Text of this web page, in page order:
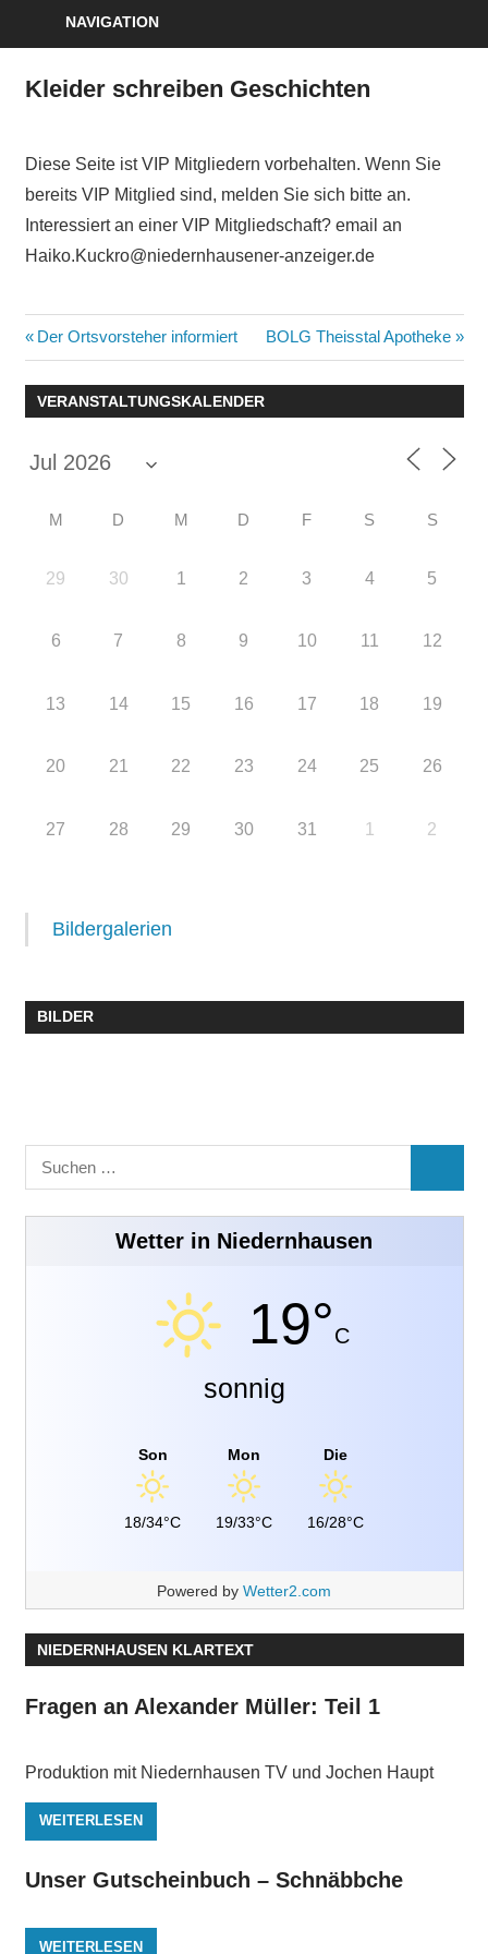
NAVIGATION
Kleider schreiben Geschichten
Diese Seite ist VIP Mitgliedern vorbehalten. Wenn Sie
bereits VIP Mitglied sind, melden Sie sich bitte an.
Interessiert an einer VIP Mitgliedschaft? email an
Haiko.Kuckro@niedernhausener-anzeiger.de
Beitragsnavigation
Vorheriger
Beitrag:
Der Ortsvorsteher informiert
Nächster
Beitrag:
BOLG Theisstal Apotheke
VERANSTALTUNGSKALENDER
M D M D F S S
29 30 1 2 3 4 5
6 7 8 9 10 11 12
13 14 15 16 17 18 19
20 21 22 23 24 25 26
27 28 29 30 31 1 2
Bildergalerien
BILDER
Suchen
nach:
Wetter in Niedernhausen
19°C
sonnig
Son
18/34°C
Mon
19/33°C
Die
16/28°C
Powered by Wetter2.com
NIEDERNHAUSEN KLARTEXT
Fragen an Alexander Müller: Teil 1
Produktion mit Niedernhausen TV und Jochen Haupt
WEITERLESEN
Unser Gutscheinbuch – Schnäbbche
WEITERLESEN